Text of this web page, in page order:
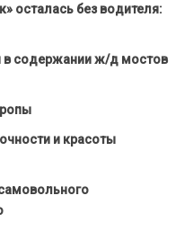
осталась без водителя:
в содержании ж/д мостов
и красоты